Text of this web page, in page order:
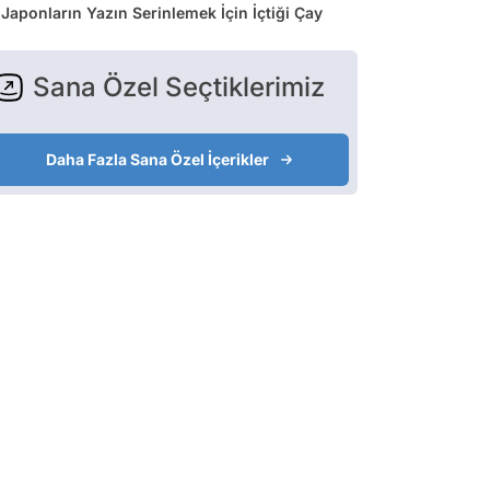
Japonların Yazın Serinlemek İçin İçtiği Çay
Sana Özel Seçtiklerimiz
Daha Fazla Sana Özel İçerikler